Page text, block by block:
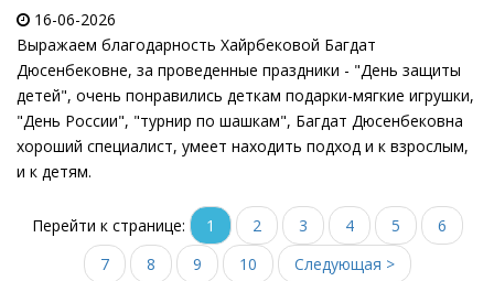
16-06-2026
Выражаем благодарность Хайрбековой Багдат
Дюсенбековне, за проведенные праздники - "День защиты
детей", очень понравились деткам подарки-мягкие игрушки,
"День России", "турнир по шашкам", Багдат Дюсенбековна
хороший специалист, умеет находить подход и к взрослым,
и к детям.
Перейти к странице: 1 2 3 4 5
6
7
8 9 10 Следующая >